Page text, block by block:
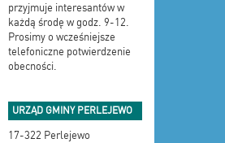
przyjmuje interesantów w
każdą środę w godz. 9-12.
Prosimy o wcześniejsze
telefoniczne potwierdzenie
obecności.
URZĄD GMINY PERLEJEWO
17-322 Perlejewo